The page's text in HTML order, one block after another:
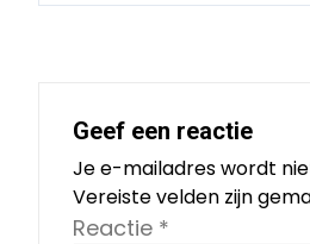
Geef een reactie
Je e-mailadres wordt
Vereiste velden zijn
Reactie *